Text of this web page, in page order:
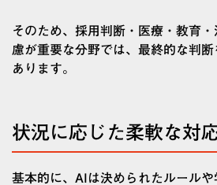
そのため、採用判断・医療・教育
慮が重要な分野では、最終的な判
あります。
状況に応じた柔軟な対
基本的に、AIは決められたルール